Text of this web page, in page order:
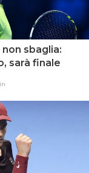
non sbaglia:
sarà finale